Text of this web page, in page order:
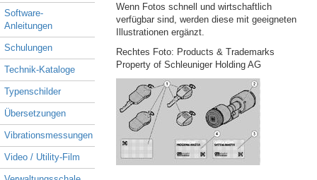
Software-
Anleitungen
Schulungen
Technik-Kataloge
Typenschilder
Übersetzungen
Vibrationsmessungen
Video / Utility-Film
Wenn Fotos schnell und wirtschaftlich
verfügbar sind, werden diese mit geeigneten
Illustrationen ergänzt.
Rechtes Foto: Products & Trademarks
Property of Schleuniger Holding AG